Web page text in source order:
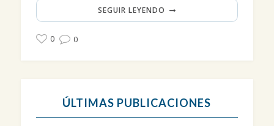
SEGUIR LEYENDO
0 0
ÚLTIMAS PUBLICACIONES